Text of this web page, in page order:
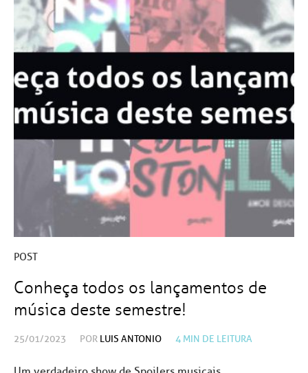
POST
Conheça todos os lançamentos de
música deste semestre!
25/01/2023 POR LUIS ANTONIO 4 MIN DE LEITURA